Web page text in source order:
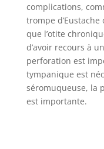
complications,
trompe
que l’otite
d’avoir recours à
perforation est
tympanique est
séromuqueuse, la
est importante.